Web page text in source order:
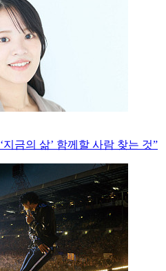
지금의 삶’ 함께할 사람 찾는 것”